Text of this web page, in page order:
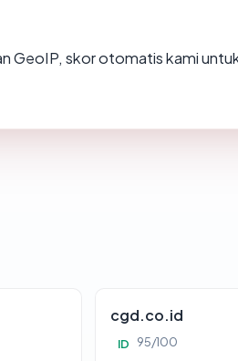
GeoIP, skor otomatis kami
cgd.co.id
ID 95/100